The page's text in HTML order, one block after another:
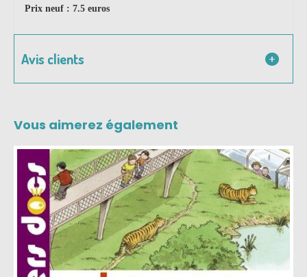
Prix neuf : 7.5 euros
Avis clients
Vous aimerez également